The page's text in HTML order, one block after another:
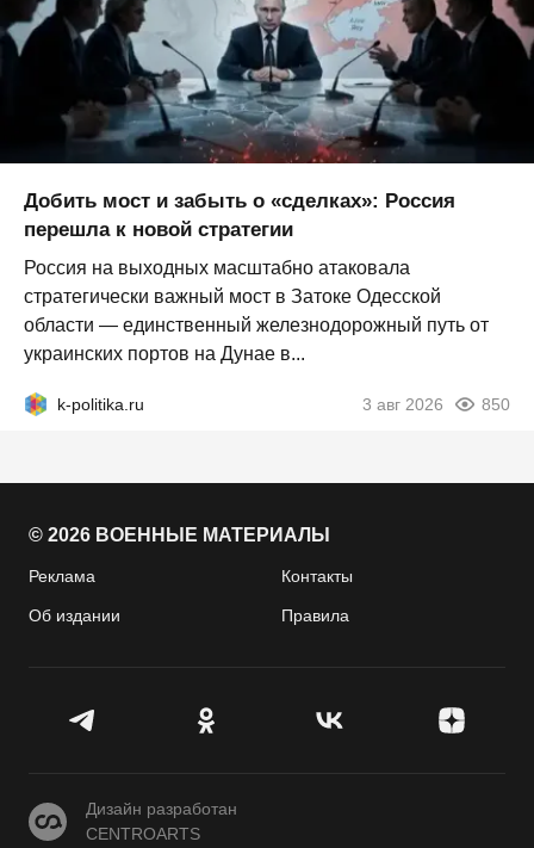
Добить мост и забыть о «сделках»: Россия
перешла к новой стратегии
Россия на выходных масштабно атаковала
стратегически важный мост в Затоке Одесской
области — единственный железнодорожный путь от
украинских портов на Дунае в...
k-politika.ru 3 авг 2026 850
© 2026 ВОЕННЫЕ МАТЕРИАЛЫ
Реклама Контакты
Об издании Правила
CENTROARTS